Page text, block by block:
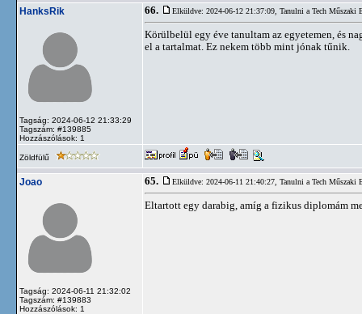
HanksRik
Tagság: 2024-06-12 21:33:29
Tagszám: #139885
Hozzászólások: 1
66. Elküldve: 2024-06-12 21:37:09, Tanulni a Tech Műszaki
Körülbelül egy éve tanultam az egyetemen, és
el a tartalmat. Ez nekem több mint jónak tűnik.
Zöldfülű
Joao
Tagság: 2024-06-11 21:32:02
Tagszám: #139883
Hozzászólások: 1
65. Elküldve: 2024-06-11 21:40:27, Tanulni a Tech Műszaki
Eltartott egy darabig, amíg a fizikus diplomám